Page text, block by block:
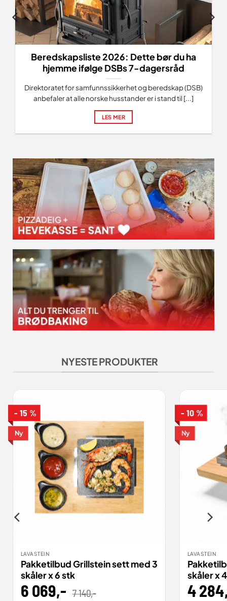
Beredskapsliste 2026: Dette bør du ha
hjemme ifølge DSBs 7-dagersråd
Direktoratet for samfunnssikkerhet og beredskap (DSB)
anbefaler at alle norske husstander er i stand til [...]
LES MER
NYESTE PRODUKTER
- 15 %
Ny
LAVASTEIN
Pakketilbud Grillstein sett med 3
skåler x 6 stk
6 069,- 7 140,-
- 10 %
Ny
LAVASTEIN
skåler x
4 284